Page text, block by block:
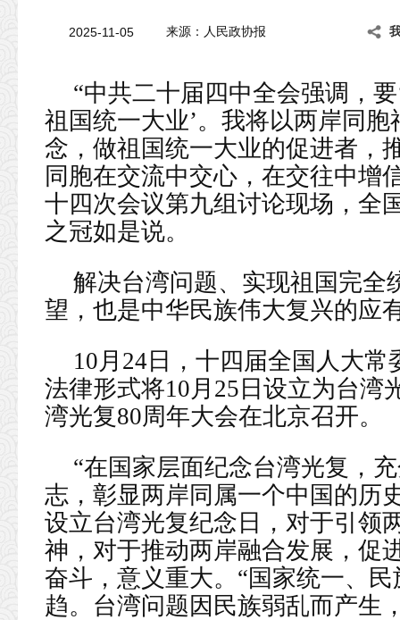
2025-11-05 来源：人民政协报
“中共二十届四中全会强调，
祖国统一大业’。我将以两岸同
念，做祖国统一大业的促进者，
同胞在交流中交心，在交往中增
十四次会议第九组讨论现场，全
之冠如是说。
解决台湾问题、实现祖国完全
望，也是中华民族伟大复兴的应
10月24日，十四届全国人大
法律形式将10月25日设立为台湾
湾光复80周年大会在北京召开。
“在国家层面纪念台湾光复，
志，彰显两岸同属一个中国的历
设立台湾光复纪念日，对于引领
神，对于推动两岸融合发展，促
奋斗，意义重大。“国家统一、
趋。台湾问题因民族弱乱而产生